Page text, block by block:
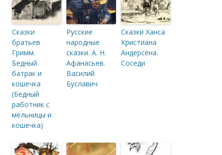
Сказки
братьев
Гримм.
Бедный
батрак и
кошечка
(Бедный
работник с
мельницы и
кошечка)
Русские
народные
сказки. А. Н.
Афанасьев.
Василий
Буславич
Сказки Ханса
Кристиана
Андерсена.
Соседи